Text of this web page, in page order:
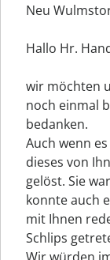
Neu
Hallo Hr.
wir möchten
noch einmal
bedanken.
Auch wenn
dieses von
gelöst. Sie
konnte auch
mit Ihnen
Schlips